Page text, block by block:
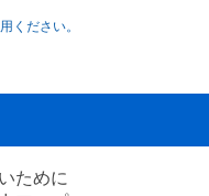
ください。
ために